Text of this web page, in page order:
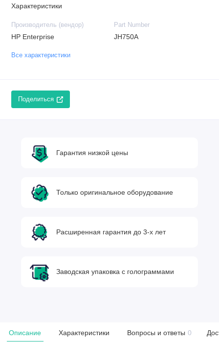
Характеристики
Производитель (вендор)
HP Enterprise
Part Number
JH750A
Все характеристики
Поделиться
Гарантия низкой цены
Только оригинальное оборудование
Расширенная гарантия до 3-х лет
Заводская упаковка с голограммами
Описание Характеристики Вопросы и ответы 0